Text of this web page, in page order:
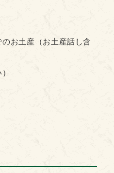
のお土産（お土産話し含